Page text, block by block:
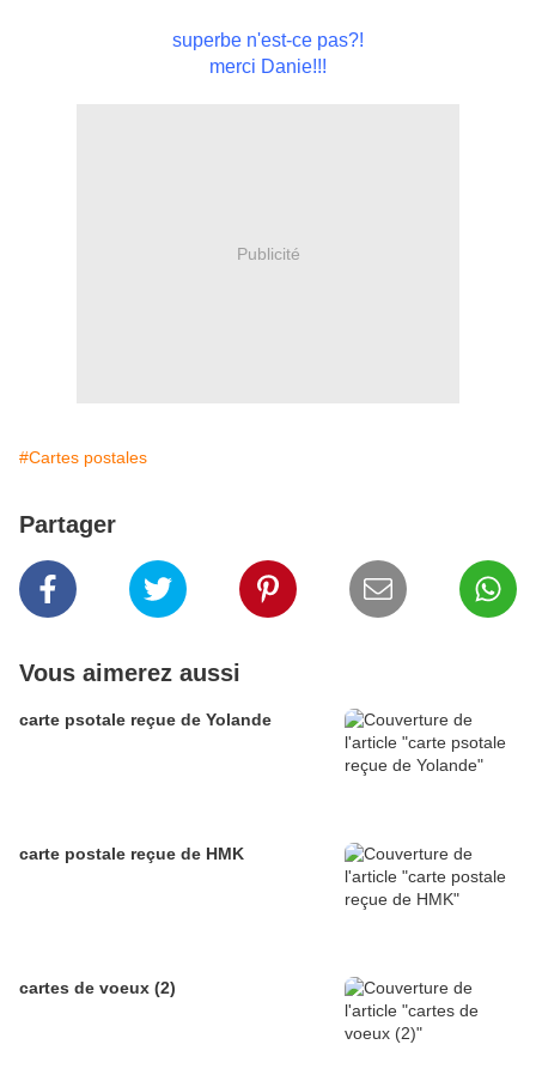
superbe n'est-ce pas?!
merci Danie!!!
Publicité
#Cartes postales
Partager
Vous aimerez aussi
carte psotale reçue de Yolande
carte postale reçue de HMK
cartes de voeux (2)